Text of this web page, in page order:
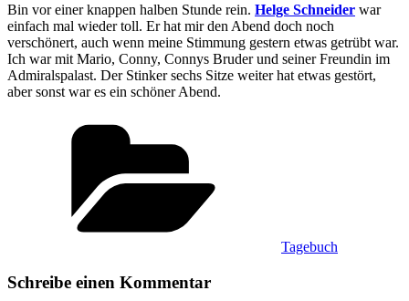
Bin vor einer knappen halben Stunde rein. Helge Schneider war
einfach mal wieder toll. Er hat mir den Abend doch noch
verschönert, auch wenn meine Stimmung gestern etwas getrübt war.
Ich war mit Mario, Conny, Connys Bruder und seiner Freundin im
Admiralspalast. Der Stinker sechs Sitze weiter hat etwas gestört,
aber sonst war es ein schöner Abend.
Tagebuch
Schreibe einen Kommentar